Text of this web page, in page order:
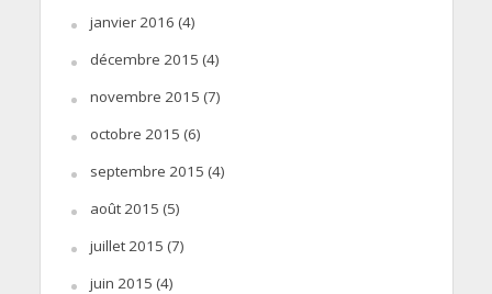
janvier 2016 (4)
décembre 2015 (4)
novembre 2015 (7)
octobre 2015 (6)
septembre 2015 (4)
août 2015 (5)
juillet 2015 (7)
juin 2015 (4)